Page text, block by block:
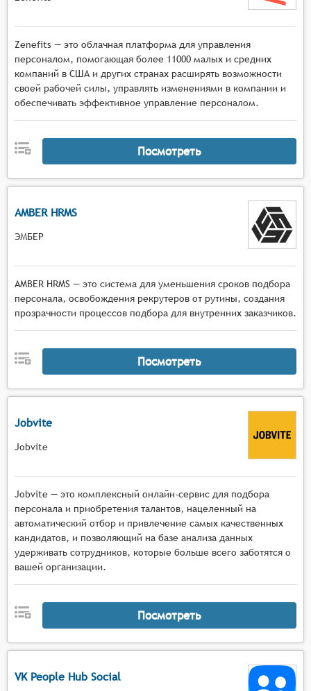
Zenefits — это облачная платформа для управления
персоналом, помогающая более 11000 малых и средних
компаний в США и других странах расширять возможности
своей рабочей силы, управлять изменениями в компании и
обеспечивать эффективное управление персоналом.
Посмотреть
AMBER HRMS
ЭМБЕР
AMBER HRMS — это система для уменьшения сроков подбора
персонала, освобождения рекрутеров от рутины, создания
прозрачности процессов подбора для внутренних заказчиков.
Посмотреть
Jobvite
Jobvite
Jobvite — это комплексный онлайн-сервис для подбора
персонала и приобретения талантов, нацеленный на
автоматический отбор и привлечение самых качественных
кандидатов, и позволяющий на базе анализа данных
удерживать сотрудников, которые больше всего заботятся о
вашей организации.
Посмотреть
VK People Hub Social